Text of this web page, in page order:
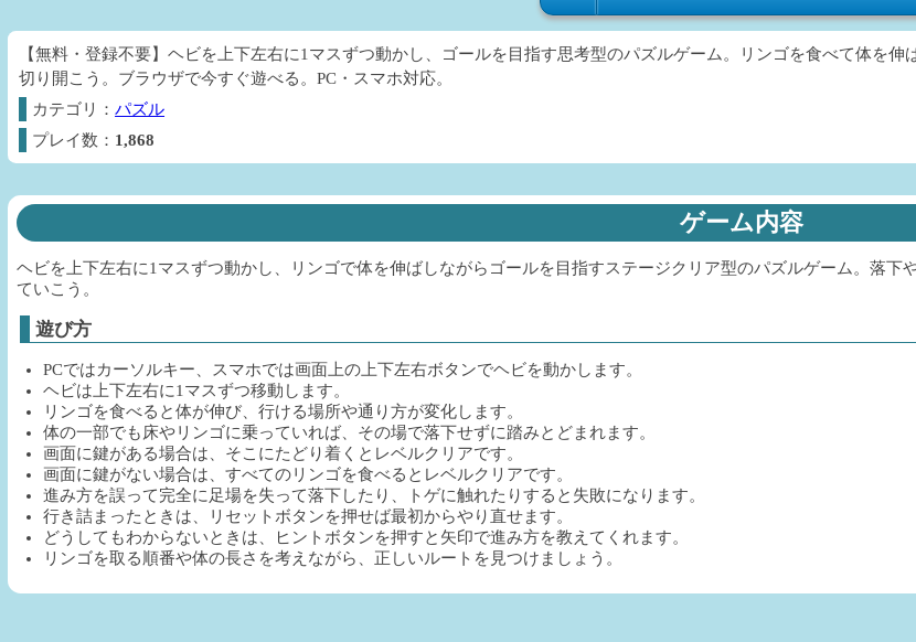
【無料・登録不要】ヘビを上下左右に1マスずつ動かし、ゴールを目指す思考型のパズルゲーム。リンゴを食べて体を
切り開こう。ブラウザで今すぐ遊べる。PC・スマホ対応。
カテゴリ：パズル
プレイ数： 1,868
ゲーム内容
ヘビを上下左右に1マスずつ動かし、リンゴで体を伸ばしながらゴールを目指すステージクリア型のパズルゲーム。落
ていこう。
遊び方
PCではカーソルキー、スマホでは画面上の上下左右ボタンでヘビを動かします。
ヘビは上下左右に1マスずつ移動します。
リンゴを食べると体が伸び、行ける場所や通り方が変化します。
体の一部でも床やリンゴに乗っていれば、その場で落下せずに踏みとどまれます。
画面に鍵がある場合は、そこにたどり着くとレベルクリアです。
画面に鍵がない場合は、すべてのリンゴを食べるとレベルクリアです。
進み方を誤って完全に足場を失って落下したり、トゲに触れたりすると失敗になります。
行き詰まったときは、リセットボタンを押せば最初からやり直せます。
どうしてもわからないときは、ヒントボタンを押すと矢印で進み方を教えてくれます。
リンゴを取る順番や体の長さを考えながら、正しいルートを見つけましょう。